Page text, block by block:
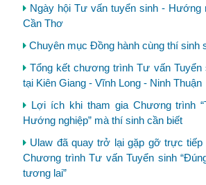
Ngày hội Tư vấn tuyển sinh - Hướng
Cần Thơ
Chuyên mục Đồng hành cùng thí sinh
Tổng kết chương trình Tư vấn Tuyển
tại Kiên Giang - Vĩnh Long - Ninh Thuận
Lợi ích khi tham gia Chương trình
Hướng nghiệp” mà thí sinh cần biết
Ulaw đã quay trở lại gặp gỡ trực
Chương trình Tư vấn Tuyển sinh
tương lai”